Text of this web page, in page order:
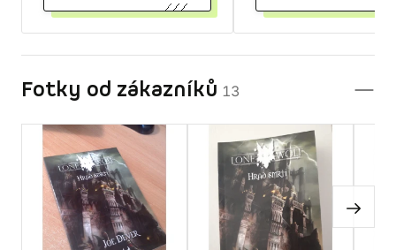
Fotky od zákazníků 13